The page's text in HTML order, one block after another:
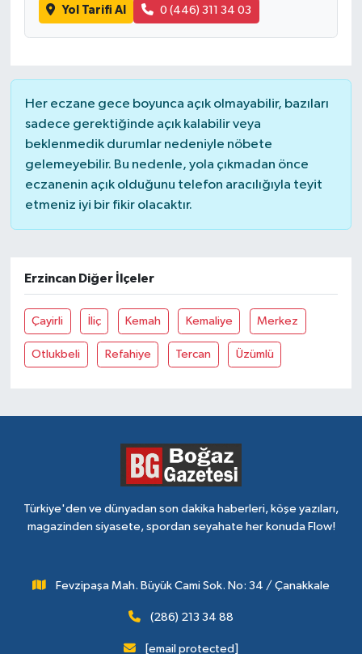
Yol Tarifi Al 0 (446) 311 34 03
Her eczane gece boyunca açık olmayabilir, bazıları
sadece gerektiğinde açık kalabilir veya
beklenmedik durumlar nedeniyle nöbete
gelemeyebilir. Bu nedenle, yola çıkmadan önce
eczanenin açık olduğunu telefon aracılığıyla teyit
etmeniz iyi bir fikir olacaktır.
Erzincan Diğer İlçeler
Çayirli İliç Kemah Kemaliye Merkez
Otlukbeli Refahiye Tercan Üzümlü
Türkiye'den ve dünyadan son dakika haberleri, köşe yazıları,
magazinden siyasete, spordan seyahate her konuda Flow!
Fevzipaşa Mah. Büyük Cami Sok. No: 34 / Çanakkale
(286) 213 34 88
[email protected]